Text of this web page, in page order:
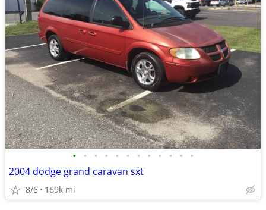
• • • • • • • • • • • •
2004 dodge grand caravan sxt
8/6 169k mi